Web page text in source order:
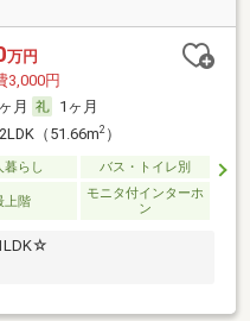
万円
3,000円
月
1ヶ月
（51.66m2）
暮らし バス・トイレ別
上階
モニタ付インターホ
ン